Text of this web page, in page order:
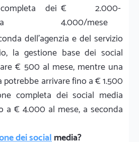
dei € 2.000-
4.000/mese
dell'agenzia e del servizio
la gestione base dei social
€ 500 al mese, mentre una
arrivare fino a € 1.500
completa dei social media
a € 4.000 al mese, a seconda
dei socialmedia?